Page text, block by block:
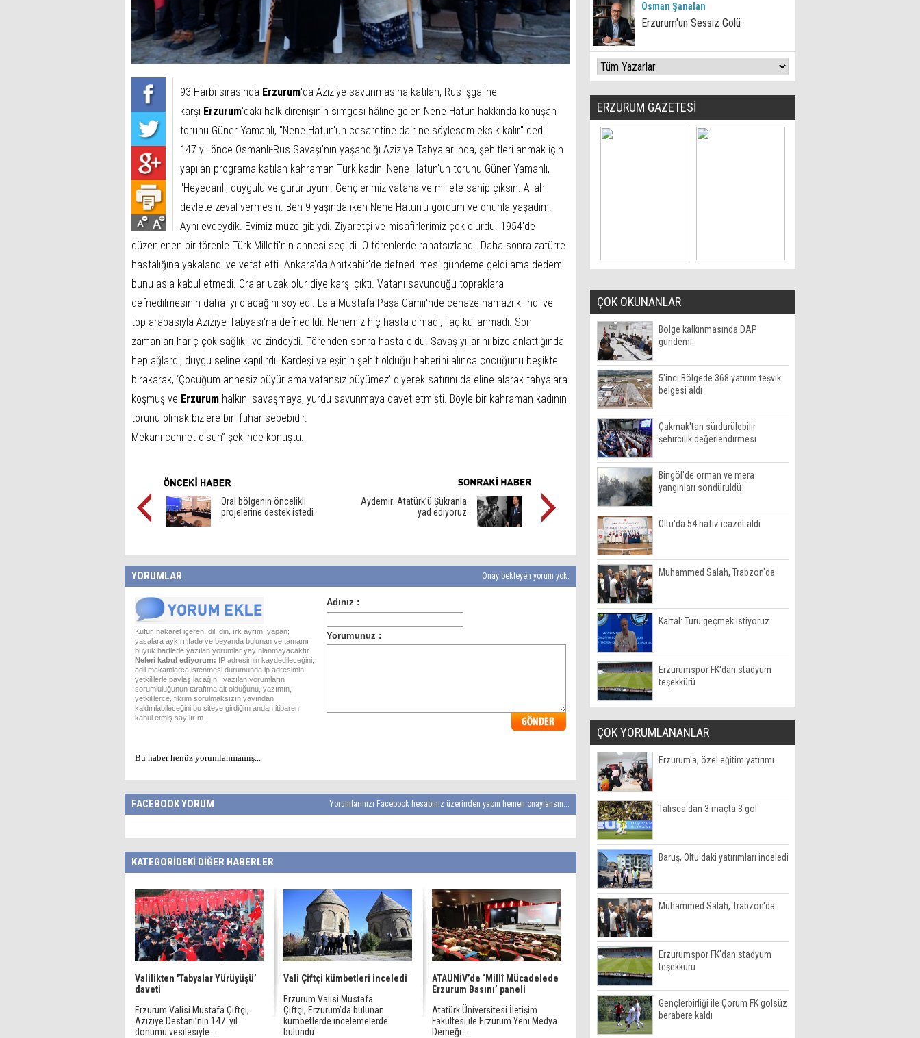
93 Harbi sırasında Erzurum'da Aziziye savunmasına katılan, Rus işgaline
karşı Erzurum'daki halk direnişinin simgesi hâline gelen Nene Hatun hakkında konuşan
torunu Güner Yamanlı, "Nene Hatun'un cesaretine dair ne söylesem eksik kalır" dedi.
147 yıl önce Osmanlı-Rus Savaşı'nın yaşandığı Aziziye Tabyaları'nda, şehitleri anmak için
yapılan programa katılan kahraman Türk kadını Nene Hatun'un torunu Güner Yamanlı,
"Heyecanlı, duygulu ve gururluyum. Gençlerimiz vatana ve millete sahip çıksın. Allah
devlete zeval vermesin. Ben 9 yaşında iken Nene Hatun'u gördüm ve onunla yaşadım.
Aynı evdeydik. Evimiz müze gibiydi. Ziyaretçi ve misafirlerimiz çok olurdu. 1954'de
düzenlenen bir törenle Türk Milleti'nin annesi seçildi. O törenlerde rahatsızlandı. Daha sonra zatürre
hastalığına yakalandı ve vefat etti. Ankara'da Anıtkabir'de defnedilmesi gündeme geldi ama dedem
bunu asla kabul etmedi. Oralar uzak olur diye karşı çıktı. Vatanı savunduğu topraklara
defnedilmesinin daha iyi olacağını söyledi. Lala Mustafa Paşa Camii'nde cenaze namazı kılındı ve
top arabasıyla Aziziye Tabyası'na defnedildi. Nenemiz hiç hasta olmadı, ilaç kullanmadı. Son
zamanları hariç çok sağlıklı ve zindeydi. Törenden sonra hasta oldu. Savaş yıllarını bize anlattığında
hep ağlardı, duygu seline kapılırdı. Kardeşi ve eşinin şehit olduğu haberini alınca çocuğunu beşikte
bırakarak, ‘Çocuğum annesiz büyür ama vatansız büyümez' diyerek satırını da eline alarak tabyalara
koşmuş ve Erzurum halkını savaşmaya, yurdu savunmaya davet etmişti. Böyle bir kahraman kadının
torunu olmak bizlere bir iftihar sebebidir.
Mekanı cennet olsun” şeklinde konuştu.
Oral bölgenin öncelikli
projelerine destek istedi
Aydemir: Atatürk’ü Şükranla
yad ediyoruz
YORUMLAR Onay bekleyen yorum yok.
Küfür, hakaret içeren; dil, din, ırk ayrımı yapan;
yasalara aykırı ifade ve beyanda bulunan ve tamamı
büyük harflerle yazılan yorumlar yayınlanmayacaktır.
Neleri kabul ediyorum: IP adresimin kaydedileceğini,
adli makamlarca istenmesi durumunda ip adresimin
yetkililerle paylaşılacağını, yazılan yorumların
sorumluluğunun tarafıma ait olduğunu, yazımın,
yetkililerce, fikrim sorulmaksızın yayından
kaldırılabileceğini bu siteye girdiğim andan itibaren
kabul etmiş sayılırım.
Bu haber henüz yorumlanmamış...
FACEBOOK YORUM Yorumlarınızı Facebook hesabınız üzerinden yapın hemen onaylansın...
KATEGORİDEKİ DİĞER HABERLER
Valilikten 'Tabyalar Yürüyüşü’
daveti
Erzurum Valisi Mustafa Çiftçi,
Aziziye Destanı’nın 147. yıl
dönümü vesilesiyle ...
Vali Çiftçi kümbetleri inceledi
Erzurum Valisi Mustafa
Çiftçi, Erzurum’da bulunan
kümbetlerde incelemelerde
bulundu.
ATAUNİV’de ‘Millî Mücadelede
Erzurum Basını’ paneli
Atatürk Üniversitesi İletişim
Fakültesi ile Erzurum Yeni Medya
Derneği ...
Osman Şanalan
Erzurum'un Sessiz Golü
ERZURUM GAZETESİ
ÇOK OKUNANLAR
Bölge kalkınmasında DAP
gündemi
5'inci Bölgede 368 yatırım teşvik
belgesi aldı
Çakmak'tan sürdürülebilir
şehircilik değerlendirmesi
Bingöl'de orman ve mera
yangınları söndürüldü
Oltu'da 54 hafız icazet aldı
Muhammed Salah, Trabzon'da
Kartal: Turu geçmek istiyoruz
Erzurumspor FK'dan stadyum
teşekkürü
ÇOK YORUMLANANLAR
Erzurum'a, özel eğitim yatırımı
Talisca'dan 3 maçta 3 gol
Baruş, Oltu'daki yatırımları inceledi
Muhammed Salah, Trabzon'da
Erzurumspor FK'dan stadyum
teşekkürü
Gençlerbirliği ile Çorum FK golsüz
berabere kaldı